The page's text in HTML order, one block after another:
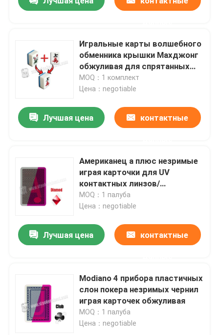
Прибор плутовки покера
Играя в азартные игры вспомогательное
Игральные карты волшебного
обменника крышки Махджонг
обжуливая для спрятанных
Махджонг игр объекта
MOQ：1 комплект
Цена：negotiable
Лучшая цена контактные
Американец a плюс незримые
играя карточки для UV
контактных линзов/
приватного казино
MOQ：1 палуба
Цена：negotiable
Лучшая цена контактные
Modiano 4 прибора пластичных
слон покера незримых чернил
играя карточек обжуливая
MOQ：1 палуба
Цена：negotiable